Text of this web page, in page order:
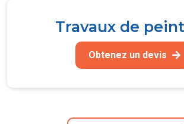
Travaux de
Obtenez un devis